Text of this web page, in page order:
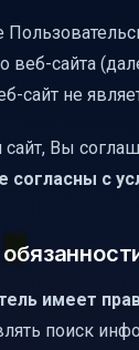
веб-сайта
сайт не
сайт, Вы
согласны с
имеет
поиск